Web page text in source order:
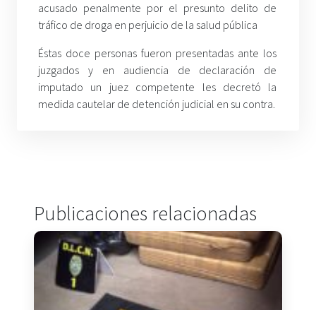
acusado penalmente por el presunto delito de
tráfico de droga en perjuicio de la salud pública
Éstas doce personas fueron presentadas ante los
juzgados y en audiencia de declaración de
imputado un juez competente les decretó la
medida cautelar de detención judicial en su contra.
Publicaciones relacionadas